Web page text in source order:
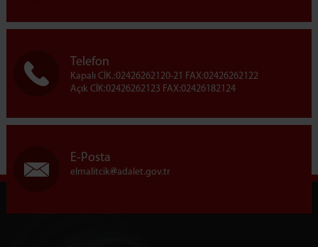
Telefon
Kapalı CİK.:02426262120-21 FAX:02426262122
Açık CİK:02426262123 FAX:02426182124
E-Posta
elmalitcik adalet.gov.tr